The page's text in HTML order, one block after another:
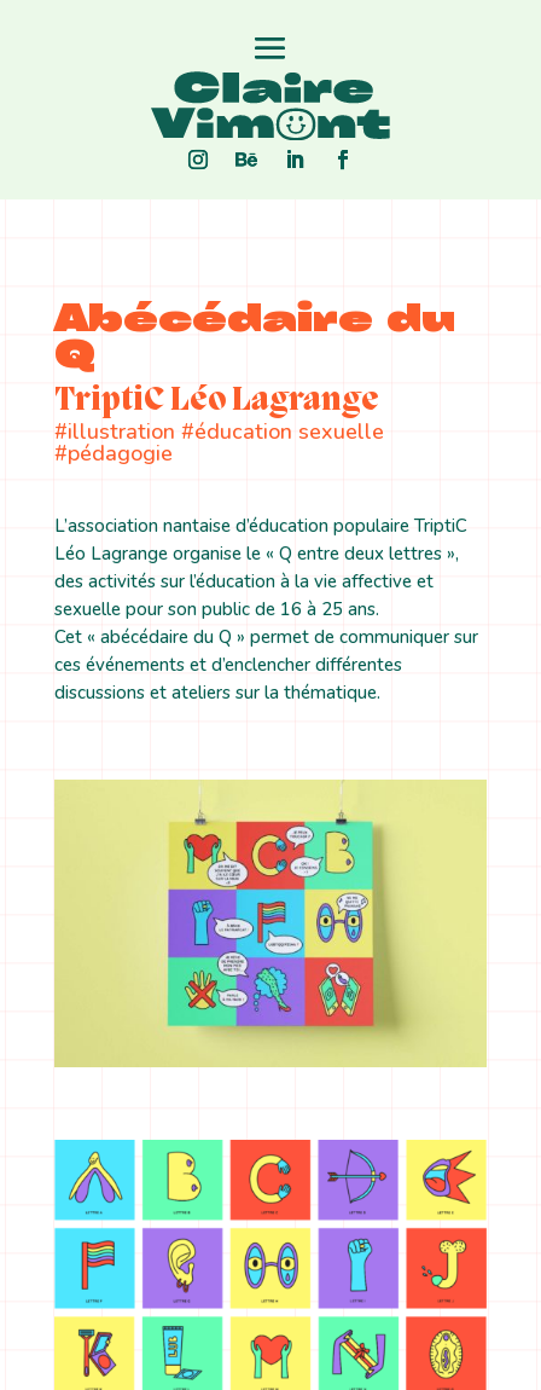
Abécédaire du
Q
TriptiC Léo Lagrange
#illustration #éducation sexuelle
#pédagogie
L’association nantaise d’éducation populaire TriptiC
Léo Lagrange organise le « Q entre deux lettres »,
des activités sur l’éducation à la vie affective et
sexuelle pour son public de 16 à 25 ans.
Cet « abécédaire du Q » permet de communiquer sur
ces événements et d’enclencher différentes
discussions et ateliers sur la thématique.